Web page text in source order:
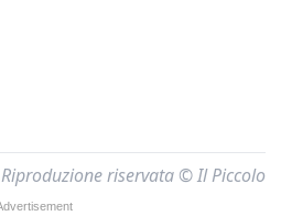
Riproduzione riservata © Il Piccolo